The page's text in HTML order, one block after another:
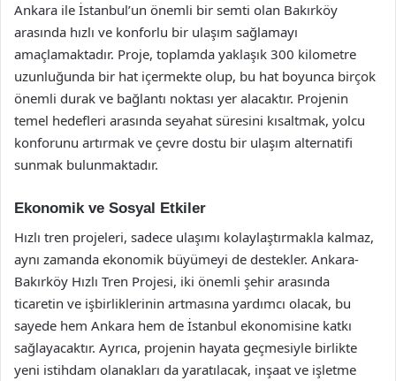
Ankara ile İstanbul’un önemli bir semti olan Bakırköy
arasında hızlı ve konforlu bir ulaşım sağlamayı
amaçlamaktadır. Proje, toplamda yaklaşık 300 kilometre
uzunluğunda bir hat içermekte olup, bu hat boyunca birçok
önemli durak ve bağlantı noktası yer alacaktır. Projenin
temel hedefleri arasında seyahat süresini kısaltmak, yolcu
konforunu artırmak ve çevre dostu bir ulaşım alternatifi
sunmak bulunmaktadır.
Ekonomik ve Sosyal Etkiler
Hızlı tren projeleri, sadece ulaşımı kolaylaştırmakla kalmaz,
aynı zamanda ekonomik büyümeyi de destekler. Ankara-
Bakırköy Hızlı Tren Projesi, iki önemli şehir arasında
ticaretin ve işbirliklerinin artmasına yardımcı olacak, bu
sayede hem Ankara hem de İstanbul ekonomisine katkı
sağlayacaktır. Ayrıca, projenin hayata geçmesiyle birlikte
yeni istihdam olanakları da yaratılacak, inşaat ve işletme